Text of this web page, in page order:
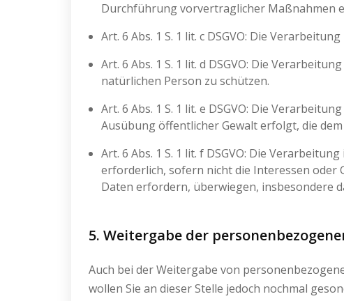
Durchführung vorvertraglicher Maßnahmen
Art. 6 Abs. 1 S. 1 lit. c DSGVO: Die
Art. 6 Abs. 1 S. 1 lit. d DSGVO: Die
natürlichen Person zu schützen.
Art. 6 Abs. 1 S. 1 lit. e DSGVO: Die
Ausübung öffentlicher Gewalt erfolgt, die
Art. 6 Abs. 1 S. 1 lit. f DSGVO: Die
erforderlich, sofern nicht die Interessen oder
Daten erfordern, überwiegen, insbesondere
5. Weitergabe der
Auch bei der Weitergabe von
wollen Sie an dieser Stelle jedoch nochmal